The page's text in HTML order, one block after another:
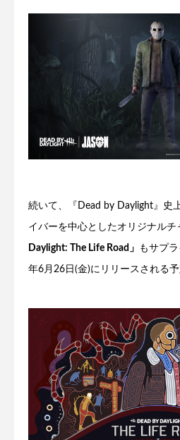
続いて、『Dead by Daylight』史
イバーを中心としたオリジナルチ
Daylight: The Life Road」 もサプ
年6月26日(金)にリリースされる予